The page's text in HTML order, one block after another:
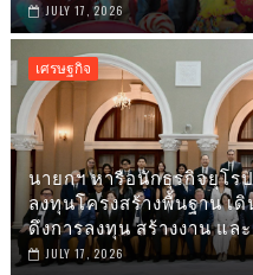
JULY 17, 2026
เศรษฐกิจ
นายกฯ หารือนักธุรกิจยุโร
ลงทุนโครงสร้างพื้นฐาน เดิน
ดึงการลงทุน สร้างงาน แล
JULY 17, 2026